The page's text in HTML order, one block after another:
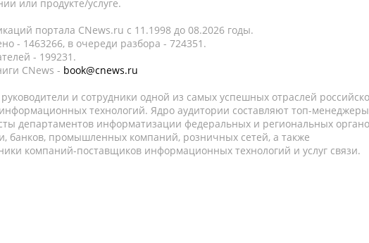
или продукте/услуге.
портала CNews.ru c 11.1998 до 08.2026 годы.
- 1463266, в очереди разбора - 724351.
- 199231.
CNews - book@cnews.ru
и сотрудники одной из самых успешных отраслей
технологий. Ядро аудитории составляют топ-
департаментов информатизации федеральных и региональных
банков, промышленных компаний, розничных сетей, а также
компаний-поставщиков информационных технологий и услуг связи.